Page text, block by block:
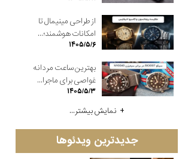
از طراحی مینیمال تا
امکانات هوشمند؛...
۱۴۰۵/۵/۶
بهترین ساعت مردانه
غواصی برای ماجرا...
۱۴۰۵/۵/۳
نمایش بیشتر...
جدیدترین ویدئوها